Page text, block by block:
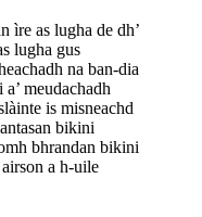
ìre as lugha de dh’
lugha gus
na ban-dia
meudachadh
is misneachd
bikini
bhrandan bikini
a h-uile